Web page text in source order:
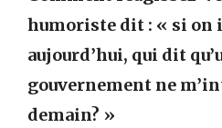
humoriste dit : « si on
aujourd’hui, qui dit
gouvernement ne
demain? »